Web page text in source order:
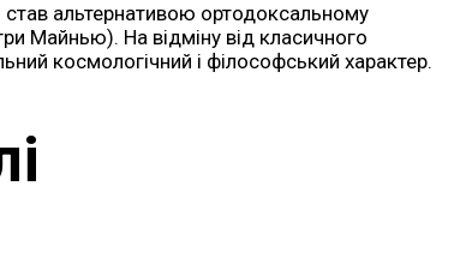
став альтернативою ортодоксальному
Майнью). На відміну від класичного
космологічний і філософський характер.